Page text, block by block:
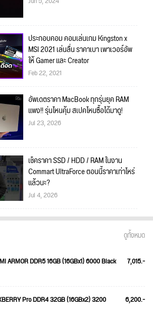
ประกอบคอม คอมเล่นเกม Kingston x
MSI 2021 เล่นลื่น ราคาเบา เพาเวอร์อัพ
ให้ Gamer และ Creator
Feb 22, 2021
อัพเดตราคา MacBook ทุกรุ่นยุค RAM
แพง!! รุ่นไหนคุ้ม สเปคไหนซื้อได้มาดู!
Jul 23, 2026
เช็คราคา SSD / HDD / RAM ในงาน
Commart UltraForce ตอนนี้ราคาเท่าไหร่
แล้วนะ?
Jul 4, 2026
ดูทั้งหมด
ARMOR DDR5 16GB (16GBx1) 6000 Black 7,015.-
Pro DDR4 32GB (16GBx2) 3200
6,200.-